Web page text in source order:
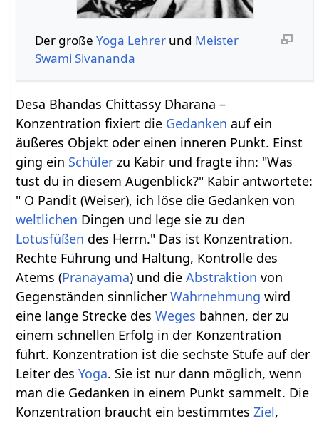
Der große Yoga Lehrerund Meister
Swami Sivananda
Desa Bhandas Chittassy Dharana –
Konzentration fixiert die Gedanken auf ein
äußeres Objekt oder einen inneren Punkt. Einst
ging ein Schüler zu Kabir und fragte ihn: "Was
tust du in diesem Augenblick?" Kabir antwortete:
" O Pandit (Weiser), ich löse die Gedanken von
weltlichen Dingen und lege sie zu den
Lotusfüßen des Herrn." Das ist Konzentration.
Rechte Führung und Haltung, Kontrolle des
Atems (Pranayama) und dieAbstraktion von
Gegenständen sinnlicherWahrnehmung wird
eine lange Strecke desWeges bahnen, der zu
einem schnellen Erfolg in der Konzentration
führt. Konzentration ist die sechste Stufe auf der
Leiter desYoga. Sie ist nur dann möglich, wenn
man die Gedanken in einem Punkt sammelt. Die
Konzentration braucht ein bestimmtesZiel,